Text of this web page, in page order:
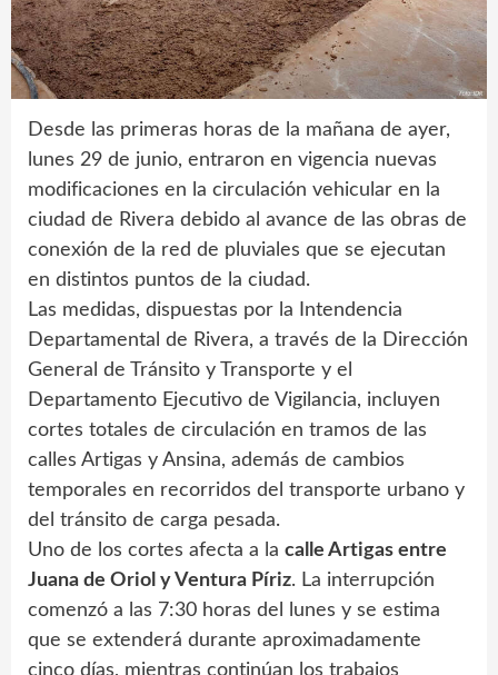
Desde las primeras horas de la mañana de ayer,
lunes 29 de junio, entraron en vigencia nuevas
modificaciones en la circulación vehicular en la
ciudad de Rivera debido al avance de las obras de
conexión de la red de pluviales que se ejecutan
en distintos puntos de la ciudad.
Las medidas, dispuestas por la Intendencia
Departamental de Rivera, a través de la Dirección
General de Tránsito y Transporte y el
Departamento Ejecutivo de Vigilancia, incluyen
cortes totales de circulación en tramos de las
calles Artigas y Ansina, además de cambios
temporales en recorridos del transporte urbano y
del tránsito de carga pesada.
Uno de los cortes afecta a la calle Artigas entre
Juana de Oriol y Ventura Píriz. La interrupción
comenzó a las 7:30 horas del lunes y se estima
que se extenderá durante aproximadamente
cinco días, mientras continúan los trabajos